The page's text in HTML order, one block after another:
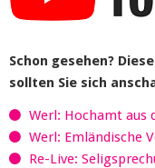
Schon gesehen?
sollten Sie sich
Werl: Hochamt aus
Werl: Emländische
Re-Live: